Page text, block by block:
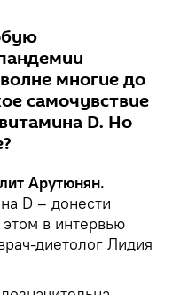
многие до
самочувствие
D. Но
Арутюнян.
D – донести
в интервью
диетолог Лидия